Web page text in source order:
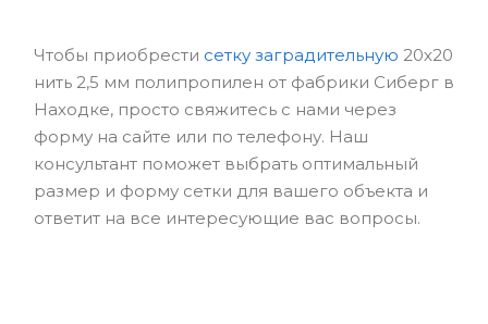
Чтобы приобрести сетку заградительную 20х20
нить 2,5 мм полипропилен от фабрики Сиберг в
Находке, просто свяжитесь с нами через
форму на сайте или по телефону. Наш
консультант поможет выбрать оптимальный
размер и форму сетки для вашего объекта и
ответит на все интересующие вас вопросы.